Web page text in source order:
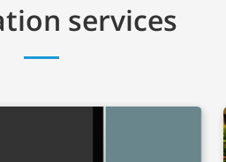
services